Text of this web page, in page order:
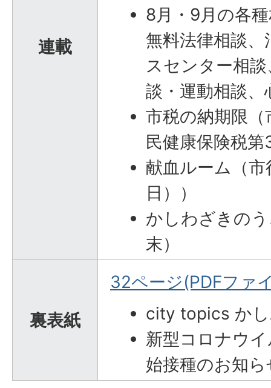
連載
8月・9月の各
無料法律相談
スセンター相
談・運動相談
市税の納期限
民健康保険税
献血ルーム（
日））
かしわざきの
末）
裏表紙
32ページ(PDFファ
city topics か
新型コロナウ
始接種のお知ら